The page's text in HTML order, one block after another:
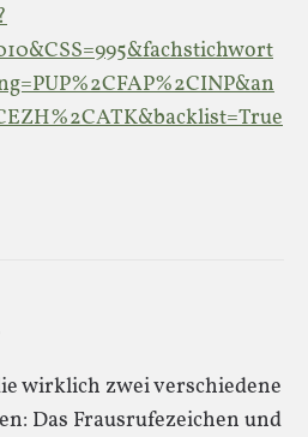
wirklich zwei verschiedene
Das Frausrufezeichen und